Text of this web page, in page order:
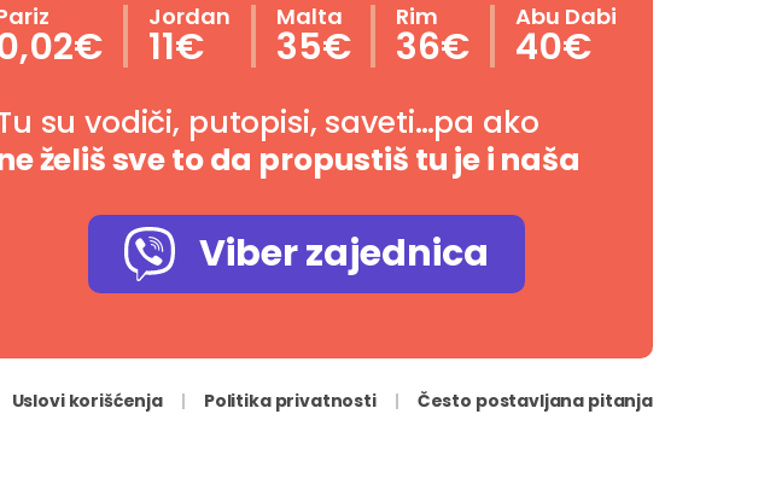
Jordan
11€
Malta
35€
Rim
36€
Abu Dabi
40€
su vodiči, putopisi, saveti…pa ako
želiš sve to da propustiš tu je i naša
Viber zajednica
Uslovi korišćenja Politika privatnosti Često postavljana pitanja